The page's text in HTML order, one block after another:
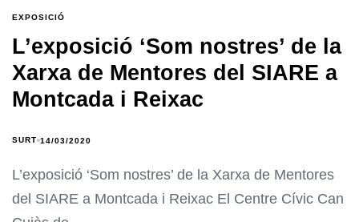
EXPOSICIÓ
L’exposició ‘Som nostres’ de la
Xarxa de Mentores del SIARE a
Montcada i Reixac
SURT 14/03/2020
L’exposició ‘Som nostres’ de la Xarxa de Mentores
del SIARE a Montcada i Reixac El Centre Cívic Can